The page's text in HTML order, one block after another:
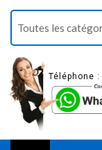
Téléphone :